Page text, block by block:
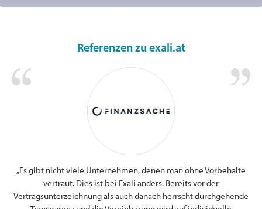
Referenzen zu exali.at
„Es gibt nicht viele Unternehmen, denen man ohne Vorbehalte
vertraut. Dies ist bei Exali anders. Bereits vor der
Vertragsunterzeichnung als auch danach herrscht durchgehende